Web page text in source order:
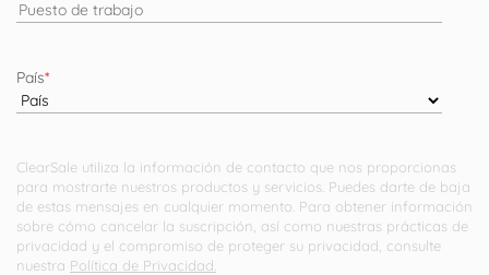
País*
ClearSale utiliza la información de contacto que nos proporcionas
para mostrarte nuestros productos y servicios. Puedes darte de baja
de estas mensajes en cualquier momento. Para obtener información
sobre cómo cancelar la suscripción, así como nuestras prácticas de
privacidad y el compromiso de proteger su privacidad, consulte
nuestra Política de Privacidad.